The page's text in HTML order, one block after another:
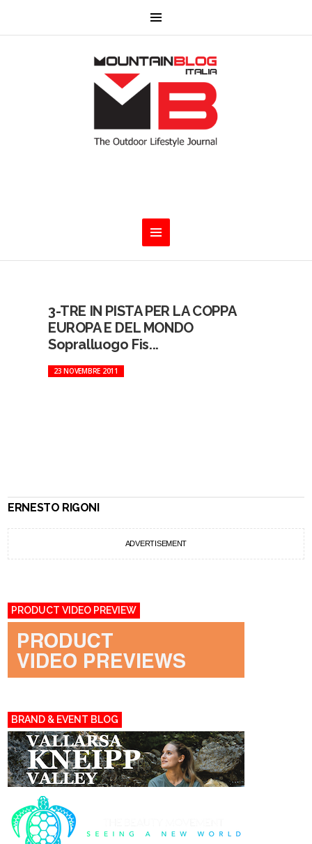
3-TRE IN PISTA PER LA COPPA
EUROPA E DEL MONDO
Sopralluogo Fis...
23 NOVEMBRE 2011
ERNESTO RIGONI
ADVERTISEMENT
PRODUCT VIDEO PREVIEW
BRAND & EVENT BLOG